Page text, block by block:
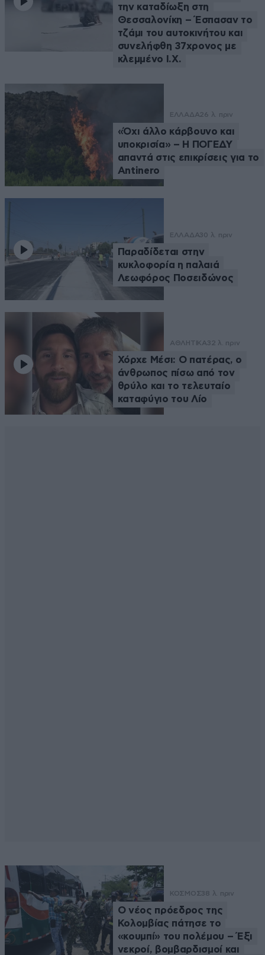
την καταδίωξη στη
Θεσσαλονίκη – Έσπασαν το
τζάμι του αυτοκινήτου και
συνελήφθη 37χρονος με
κλεμμένο Ι.Χ.
ΕΛΛΑΔΑ26 λ. πριν
«Όχι άλλο κάρβουνο και
υποκρισία» – Η ΠΟΓΕΔΥ
απαντά στις επικρίσεις για το
Antinero
ΕΛΛΑΔΑ30 λ. πριν
Παραδίδεται στην
κυκλοφορία η παλαιά
Λεωφόρος Ποσειδώνος
ΑΘΛΗΤΙΚΑ32 λ. πριν
Χόρχε Μέσι: Ο πατέρας, ο
άνθρωπος πίσω από τον
θρύλο και το τελευταίο
καταφύγιο του Λίο
ΚΟΣΜΟΣ38 λ. πριν
Ο νέος πρόεδρος της
Κολομβίας πάτησε το
«κουμπί» του πολέμου – Έξι
νεκροί, βομβαρδισμοί και